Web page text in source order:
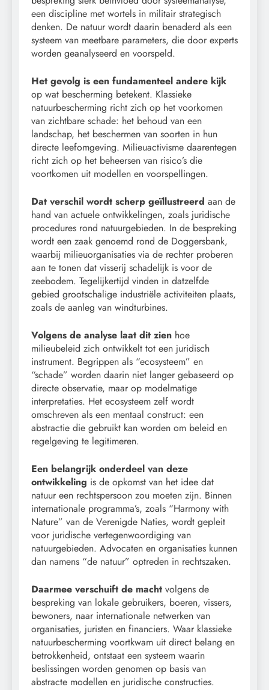
een discipline met wortels in militair strategisch
denken. De natuur wordt daarin benaderd als een
systeem van meetbare parameters, die door experts
worden geanalyseerd en voorspeld.
Het gevolg is een fundamenteel andere kijk
op wat bescherming betekent. Klassieke
natuurbescherming richt zich op het voorkomen
van zichtbare schade: het behoud van een
landschap, het beschermen van soorten in hun
directe leefomgeving. Milieuactivisme daarentegen
richt zich op het beheersen van risico’s die
voortkomen uit modellen en voorspellingen.
Dat verschil wordt scherp geïllustreerd aan de
hand van actuele ontwikkelingen, zoals juridische
procedures rond natuurgebieden. In de bespreking
wordt een zaak genoemd rond de Doggersbank,
waarbij milieuorganisaties via de rechter proberen
aan te tonen dat visserij schadelijk is voor de
zeebodem. Tegelijkertijd vinden in datzelfde
gebied grootschalige industriële activiteiten plaats,
zoals de aanleg van windturbines.
Volgens de analyse laat dit zien hoe
milieubeleid zich ontwikkelt tot een juridisch
instrument. Begrippen als “ecosysteem” en
“schade” worden daarin niet langer gebaseerd op
directe observatie, maar op modelmatige
interpretaties. Het ecosysteem zelf wordt
omschreven als een mentaal construct: een
abstractie die gebruikt kan worden om beleid en
regelgeving te legitimeren.
Een belangrijk onderdeel van deze
ontwikkeling is de opkomst van het idee dat
natuur een rechtspersoon zou moeten zijn. Binnen
internationale programma’s, zoals “Harmony with
Nature” van de Verenigde Naties, wordt gepleit
voor juridische vertegenwoordiging van
natuurgebieden. Advocaten en organisaties kunnen
dan namens “de natuur” optreden in rechtszaken.
Daarmee verschuift de macht volgens de
bespreking van lokale gebruikers, boeren, vissers,
bewoners, naar internationale netwerken van
organisaties, juristen en financiers. Waar klassieke
natuurbescherming voortkwam uit direct belang en
betrokkenheid, ontstaat een systeem waarin
beslissingen worden genomen op basis van
abstracte modellen en juridische constructies.